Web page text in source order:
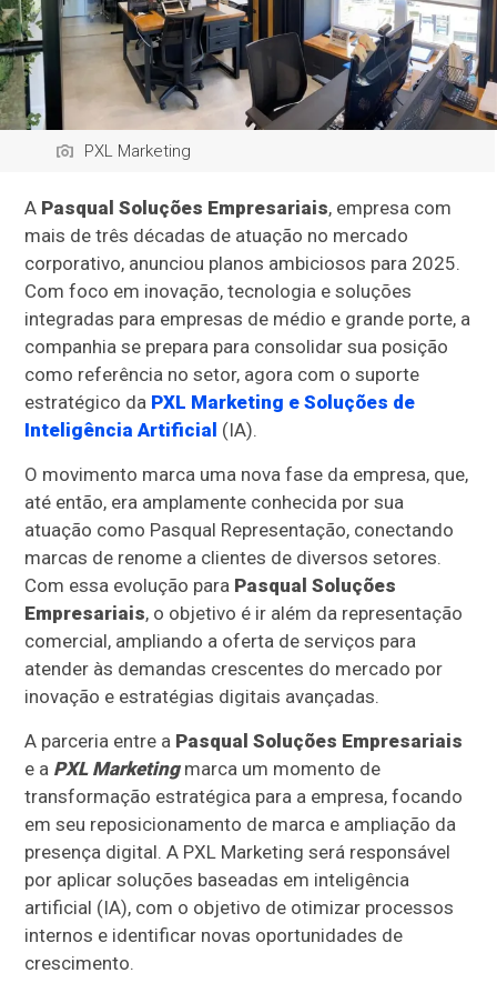
PXL Marketing
A Pasqual Soluções Empresariais, empresa com
mais de três décadas de atuação no mercado
corporativo, anunciou planos ambiciosos para 2025.
Com foco em inovação, tecnologia e soluções
integradas para empresas de médio e grande porte, a
companhia se prepara para consolidar sua posição
como referência no setor, agora com o suporte
estratégico da PXL Marketing e Soluções de
Inteligência Artificial (IA).
O movimento marca uma nova fase da empresa, que,
até então, era amplamente conhecida por sua
atuação como Pasqual Representação, conectando
marcas de renome a clientes de diversos setores.
Com essa evolução para Pasqual Soluções
Empresariais, o objetivo é ir além da representação
comercial, ampliando a oferta de serviços para
atender às demandas crescentes do mercado por
inovação e estratégias digitais avançadas.
A parceria entre a Pasqual Soluções Empresariais
e a PXL Marketingmarca um momento de
transformação estratégica para a empresa, focando
em seu reposicionamento de marca e ampliação da
presença digital. A PXL Marketing será responsável
por aplicar soluções baseadas em inteligência
artificial (IA), com o objetivo de otimizar processos
internos e identificar novas oportunidades de
crescimento.